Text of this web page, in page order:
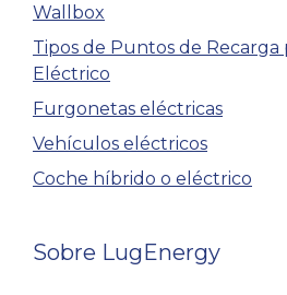
Wallbox
Tipos de Puntos de Recarga
Eléctrico
Furgonetas eléctricas
Vehículos eléctricos
Coche híbrido o eléctrico
Sobre LugEnergy